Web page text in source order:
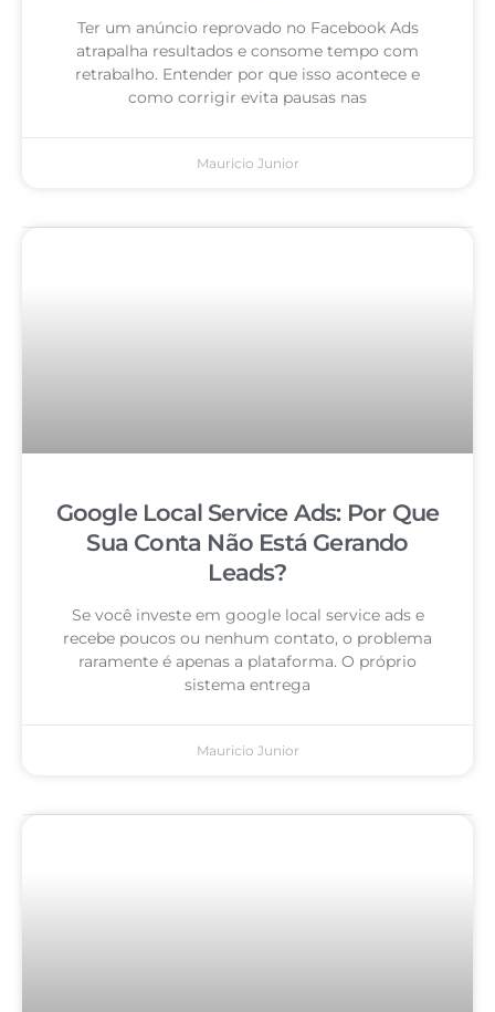
Ter um anúncio reprovado no Facebook Ads
atrapalha resultados e consome tempo com
retrabalho. Entender por que isso acontece e
como corrigir evita pausas nas
Mauricio Junior
Google Local Service Ads: Por Que
Sua Conta Não Está Gerando
Leads?
Se você investe em google local service ads e
recebe poucos ou nenhum contato, o problema
raramente é apenas a plataforma. O próprio
sistema entrega
Mauricio Junior